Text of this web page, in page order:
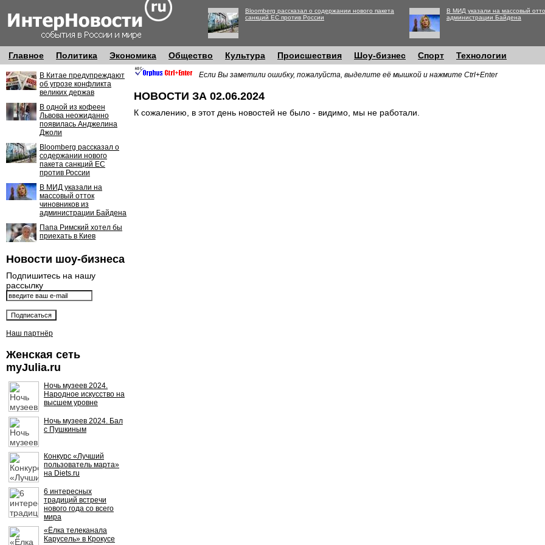
Bloomberg рассказал о содержании нового пакета
санкций ЕС против России
В МИД указали на массовый
администрации Байдена
Главное Политика Экономика Общество Культура Происшествия Шоу-бизнес Спорт Технологии
В Китае предупреждают
об угрозе конфликта
великих держав
В одной из кофеен
Львова неожиданно
появилась Анджелина
Джоли
Bloomberg рассказал о
содержании нового
пакета санкций ЕС
против России
В МИД указали на
массовый отток
чиновников из
администрации Байдена
Папа Римский хотел бы
приехать в Киев
Новости шоу-бизнеса
Подпишитесь на нашу
рассылку
Наш партнёр
Женская сеть
myJulia.ru
Ночь музеев 2024.
Народное искусство на
высшем уровне
Ночь музеев 2024. Бал
с Пушкиным
Конкурс «Лучший
пользователь марта»
на Diets.ru
6 интересных
традиций встречи
нового года со всего
мира
«Ёлка телеканала
Карусель» в Крокусе
Если Вы заметили ошибку, пожалуйста, выделите её мышкой и нажмите Ctrl+Enter
НОВОСТИ ЗА 02.06.2024
К сожалению, в этот день новостей не было - видимо, мы не работали.